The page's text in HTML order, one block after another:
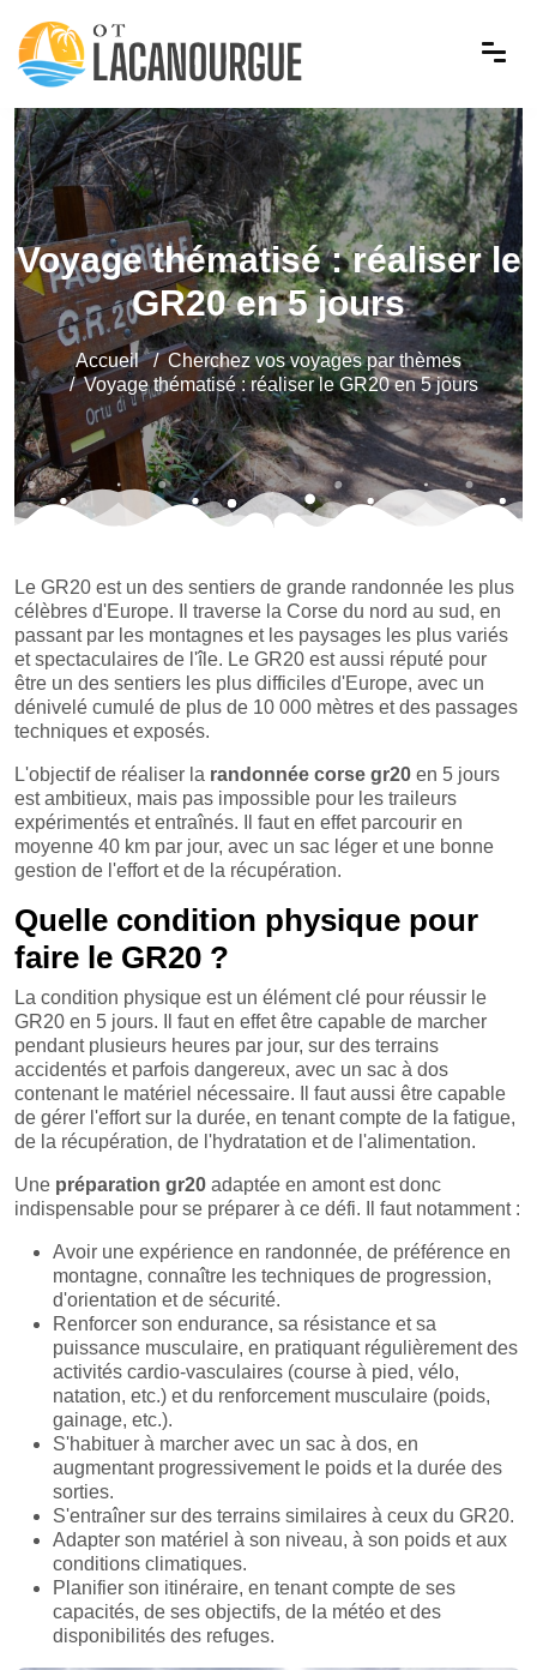
Voyage thématisé : réaliser le
GR20 en 5 jours
Accueil
Cherchez vos voyages par thèmes
Voyage thématisé : réaliser le GR20 en 5 jours
Le GR20 est un des sentiers de grande randonnée les plus
célèbres d'Europe. Il traverse la Corse du nord au sud, en
passant par les montagnes et les paysages les plus variés
et spectaculaires de l'île. Le GR20 est aussi réputé pour
être un des sentiers les plus difficiles d'Europe, avec un
dénivelé cumulé de plus de 10 000 mètres et des passages
techniques et exposés.
L'objectif de réaliser la randonnée corse gr20 en 5 jours
est ambitieux, mais pas impossible pour les traileurs
expérimentés et entraînés. Il faut en effet parcourir en
moyenne 40 km par jour, avec un sac léger et une bonne
gestion de l'effort et de la récupération.
Quelle condition physique pour
faire le GR20 ?
La condition physique est un élément clé pour réussir le
GR20 en 5 jours. Il faut en effet être capable de marcher
pendant plusieurs heures par jour, sur des terrains
accidentés et parfois dangereux, avec un sac à dos
contenant le matériel nécessaire. Il faut aussi être capable
de gérer l'effort sur la durée, en tenant compte de la fatigue,
de la récupération, de l'hydratation et de l'alimentation.
Une préparation gr20 adaptée en amont est donc
indispensable pour se préparer à ce défi. Il faut notamment :
Avoir une expérience en randonnée, de préférence en
montagne, connaître les techniques de progression,
d'orientation et de sécurité.
Renforcer son endurance, sa résistance et sa
puissance musculaire, en pratiquant régulièrement des
activités cardio-vasculaires (course à pied, vélo,
natation, etc.) et du renforcement musculaire (poids,
gainage, etc.).
S'habituer à marcher avec un sac à dos, en
augmentant progressivement le poids et la durée des
sorties.
S'entraîner sur des terrains similaires à ceux du GR20.
Adapter son matériel à son niveau, à son poids et aux
conditions climatiques.
Planifier son itinéraire, en tenant compte de ses
capacités, de ses objectifs, de la météo et des
disponibilités des refuges.